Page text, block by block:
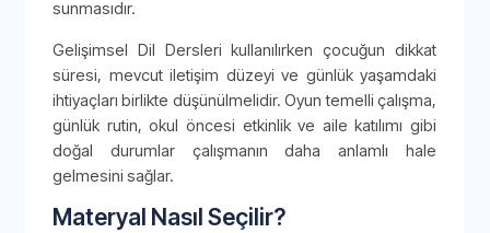
sunmasıdır.
Gelişimsel Dil Dersleri kullanılırken çocuğun dikkat
süresi, mevcut iletişim düzeyi ve günlük yaşamdaki
ihtiyaçları birlikte düşünülmelidir. Oyun temelli çalışma,
günlük rutin, okul öncesi etkinlik ve aile katılımı gibi
doğal durumlar çalışmanın daha anlamlı hale
gelmesini sağlar.
Materyal Nasıl Seçilir?